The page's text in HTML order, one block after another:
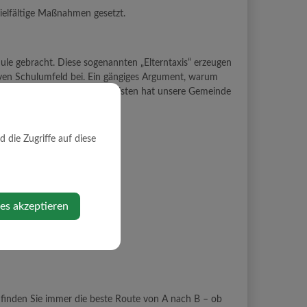
Maßnahmen gesetzt.
gebracht. Diese sogenannten „Elterntaxis“ erzeugen
Schulumfeld bei. Ein gängiges Argument, warum
Schulweg zu gewährleisten hat unsere Gemeinde
finden Sie immer die beste Route von A nach B – ob
die Zugriffe auf diese
akzeptieren